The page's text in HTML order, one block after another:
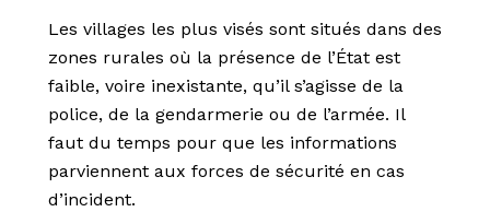
Les villages les plus visés sont situés dans des
zones rurales où la présence de l’État est
faible, voire inexistante, qu’il s’agisse de la
police, de la gendarmerie ou de l’armée. Il
faut du temps pour que les informations
parviennent aux forces de sécurité en cas
d’incident.